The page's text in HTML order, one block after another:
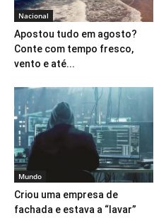
Nacional
Apostou tudo em agosto?
Conte com tempo fresco,
vento e até...
Mundo
Criou uma empresa de
fachada e estava a “lavar”